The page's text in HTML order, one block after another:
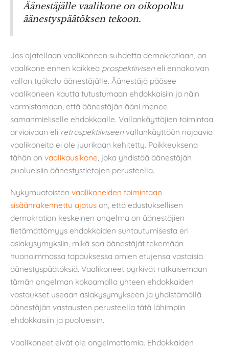
Äänestäjälle vaalikone on oikopolku
äänestyspäätöksen tekoon.
Jos ajatellaan vaalikoneen suhdetta demokratiaan, on
vaalikone ennen kaikkea prospektiivisen eli ennakoivan
vallan työkalu äänestäjälle. Äänestäjä pääsee
vaalikoneen kautta tutustumaan ehdokkaisiin ja näin
varmistamaan, että äänestäjän ääni menee
samanmieliselle ehdokkaalle. Vallankäyttäjien toimintaa
arvioivaan eli retrospektiiviseen vallankäyttöön nojaavia
vaalikoneita ei ole juurikaan kehitetty. Poikkeuksena
tähän on vaalikausikone , joka yhdistää äänestäjän
puolueisiin äänestystietojen perusteella.
Nykymuotoisten vaalikoneiden toimintaan
sisäänrakennettu ajatus on, että edustuksellisen
demokratian keskeinen ongelma on äänestäjien
tietämättömyys ehdokkaiden suhtautumisesta eri
asiakysymyksiin, mikä saa äänestäjät tekemään
huonoimmassa tapauksessa omien etujensa vastaisia
äänestyspäätöksiä. Vaalikoneet pyrkivät ratkaisemaan
tämän ongelman kokoamalla yhteen ehdokkaiden
vastaukset useaan asiakysymykseen ja yhdistämällä
äänestäjän vastausten perusteella tätä lähimpiin
ehdokkaisiin ja puolueisiin.
Vaalikoneet eivät ole ongelmattomia. Ehdokkaiden